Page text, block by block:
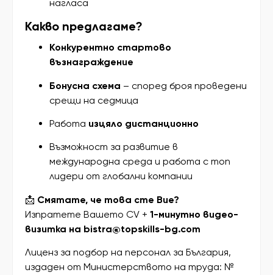
нагласа
Какво предлагаме?
Конкурентно стартово
възнаграждение
Бонусна схема – според броя проведени
срещи на седмица
Работа изцяло дистанционно
Възможност за развитие в
международна среда и работа с топ
лидери от глобални компании
📩 Смятате, че това сте Вие?
Изпратете Вашето CV + 1-минутно видео-
визитка на bistra@topskills-bg.com
Лиценз за подбор на персонал за България,
издаден от Министерството на труда: №